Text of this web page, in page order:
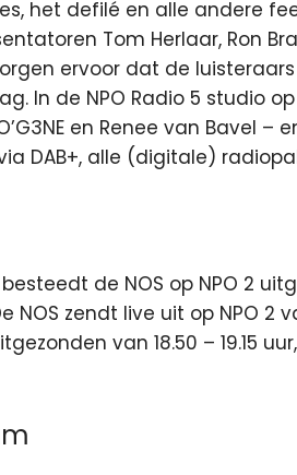
het defilé en alle andere
Tom Herlaar, Ron
ervoor dat de
In de NPO Radio 5 studio
en Renee van Bavel –
DAB+, alle (digitale)
de NOS op NPO 2
NOS zendt live uit op NPO 2
van 18.50 – 19.15